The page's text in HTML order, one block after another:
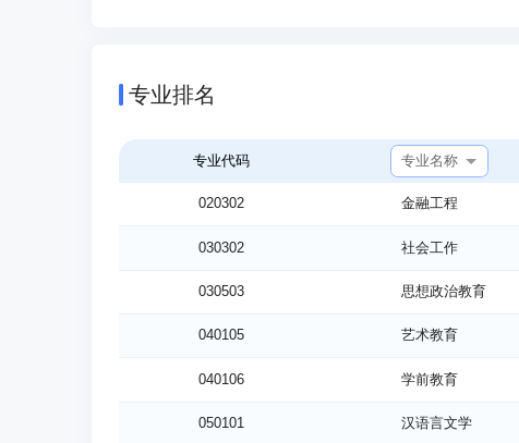
专业排名
专业代码 专业名称
020302 金融工程
030302 社会工作
030503 思想政治教育
040105 艺术教育
040106 学前教育
050101 汉语言文学